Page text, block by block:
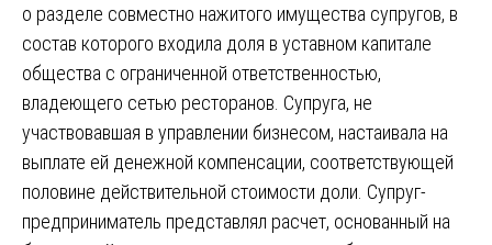
о разделе совместно нажитого имущества супругов, в
состав которого входила доля в уставном капитале
общества с ограниченной ответственностью,
владеющего сетью ресторанов. Супруга, не
участвовавшая в управлении бизнесом, настаивала на
выплате ей денежной компенсации, соответствующей
половине действительной стоимости доли. Супруг-
предприниматель представлял расчет, основанный на